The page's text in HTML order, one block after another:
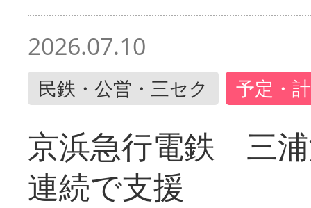
2026.07.10
民鉄・公営・三セク 予定・
京浜急行電鉄 三
連続で支援